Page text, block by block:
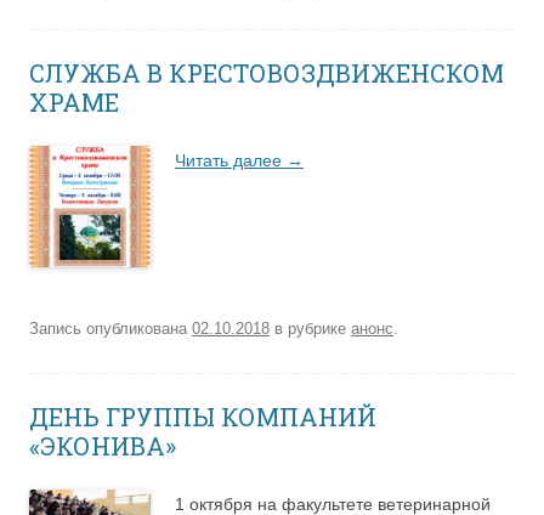
СЛУЖБА В КРЕСТОВОЗДВИЖЕНСКОМ
ХРАМЕ
Читать далее →
Запись опубликована 02.10.2018 в рубрике анонс
ДЕНЬ ГРУППЫ КОМПАНИЙ
«ЭКОНИВА»
1 октября на факультете ветеринарной